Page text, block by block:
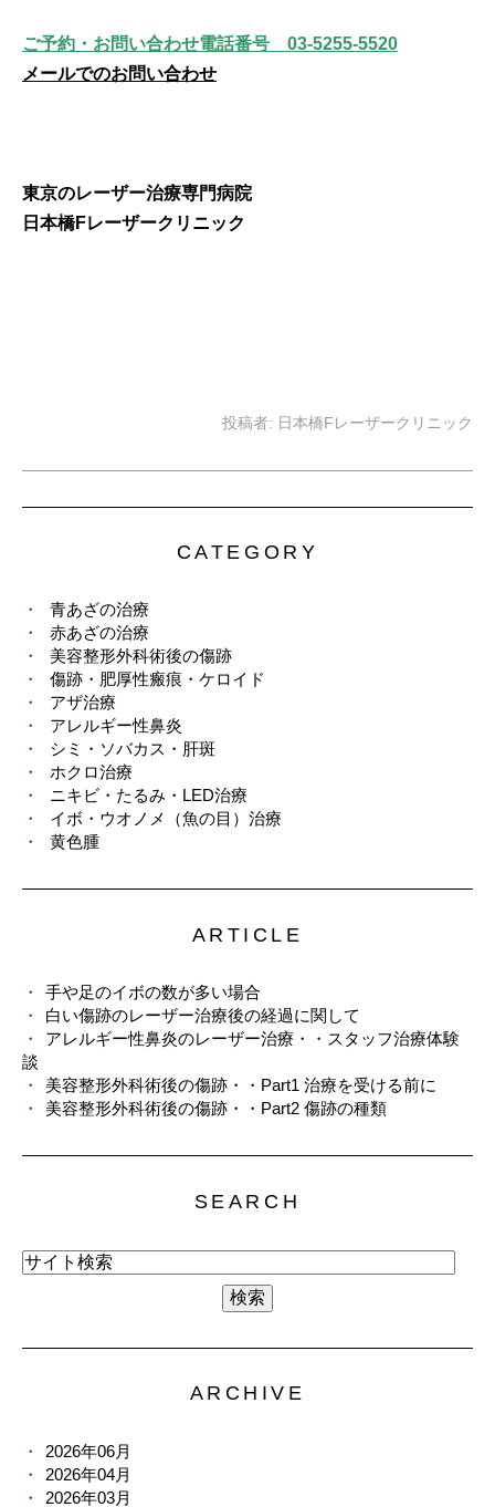
ご予約・お問い合わせ電話番号 03-5255-5520
メールでのお問い合わせ
東京のレーザー治療専門病院
日本橋Fレーザークリニック
投稿者: 日本橋Fレーザークリニック
ARTICLE
手や足のイボの数が多い場合
白い傷跡のレーザー治療後の経過に関して
アレルギー性鼻炎のレーザー治療・・スタッフ治療体験
談
美容整形外科術後の傷跡・・Part1 治療を受ける前に
美容整形外科術後の傷跡・・Part2 傷跡の種類
SEARCH
ARCHIVE
2026年06月
2026年04月
2026年03月
CATEGORY
青あざの治療
赤あざの治療
美容整形外科術後の傷跡
傷跡・肥厚性瘢痕・ケロイド
アザ治療
アレルギー性鼻炎
シミ・ソバカス・肝斑
ホクロ治療
ニキビ・たるみ・LED治療
イボ・ウオノメ（魚の目）治療
黄色腫